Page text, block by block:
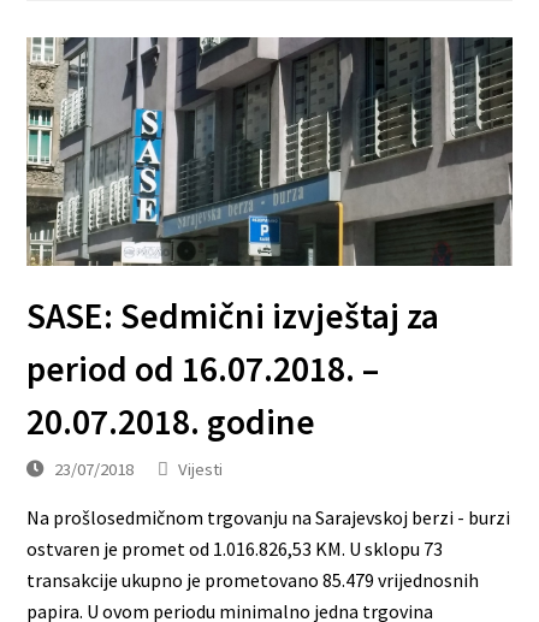
SASE: Sedmični izvještaj za
period od 16.07.2018. –
20.07.2018. godine
23/07/2018 Vijesti
Na prošlosedmičnom trgovanju na Sarajevskoj berzi - burzi
ostvaren je promet od 1.016.826,53 KM. U sklopu 73
transakcije ukupno je prometovano 85.479 vrijednosnih
papira. U ovom periodu minimalno jedna trgovina